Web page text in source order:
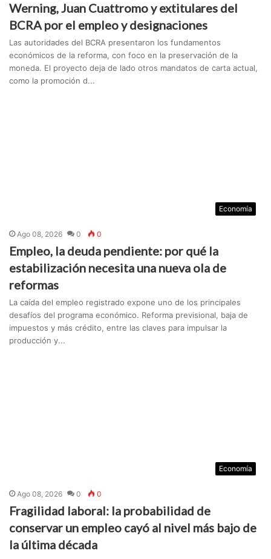
Werning, Juan Cuattromo y extitulares del
BCRA por el empleo y designaciones
Las autoridades del BCRA presentaron los fundamentos
económicos de la reforma, con foco en la preservación de la
moneda. El proyecto deja de lado otros mandatos de carta actual,
como la promoción d...
Economía
Ago 08, 2026 0 0
Empleo, la deuda pendiente: por qué la
estabilización necesita una nueva ola de
reformas
La caída del empleo registrado expone uno de los principales
desafíos del programa económico. Reforma previsional, baja de
impuestos y más crédito, entre las claves para impulsar la
producción y...
Economía
Ago 08, 2026 0 0
Fragilidad laboral: la probabilidad de
conservar un empleo cayó al nivel más bajo de
la última década